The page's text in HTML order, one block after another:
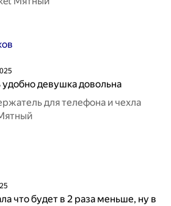
девушка довольна
для телефона и чехла
что будет в 2 раза меньше, ну в